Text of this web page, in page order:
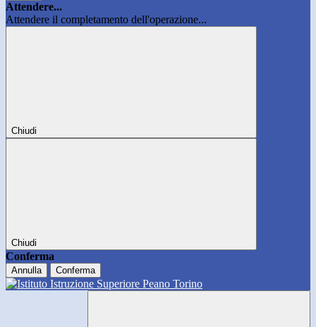
Attendere...
Attendere il completamento dell'operazione...
Chiudi
Chiudi
Conferma
Annulla Conferma